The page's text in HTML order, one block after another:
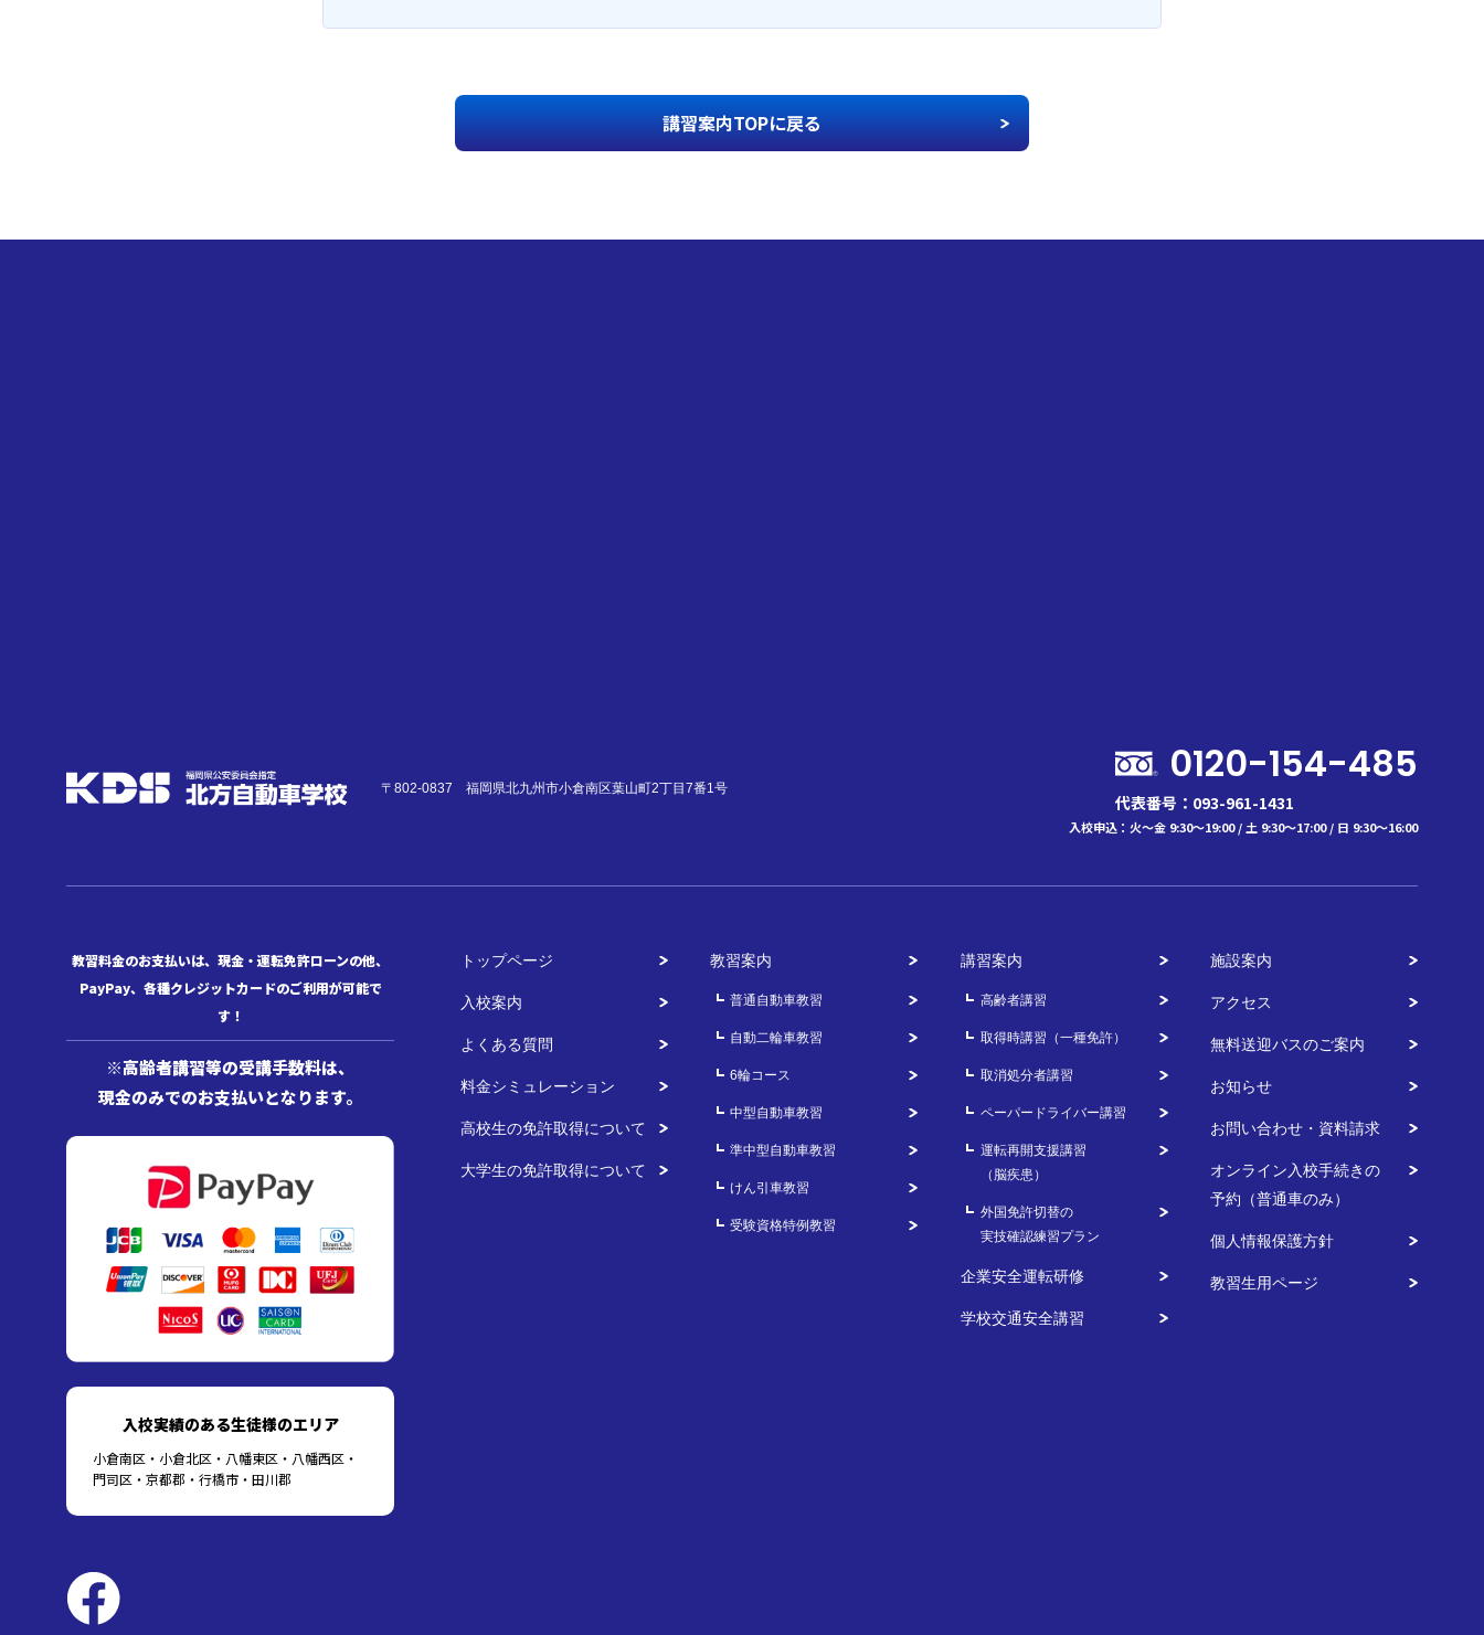
講習案内TOPに戻る
〒802-0837 福岡県北九州市小倉南区葉山町2丁目7番1号 0120-154-485
代表番号：093-961-1431
入校申込：火～金 9:30～19:00 / 土 9:30～17:00 / 日 9:30～16:00
教習料金のお支払いは、現金・運転免許ローンの他、
PayPay、各種クレジットカードのご利用が可能で
す！
※高齢者講習等の受講手数料は、
現金のみでのお支払いとなります。
入校実績のある生徒様のエリア
小倉南区・小倉北区・八幡東区・八幡西区・
門司区・京都郡・行橋市・田川郡
トップページ
入校案内
よくある質問
料金シミュレーション
高校生の免許取得について
大学生の免許取得について
教習案内
普通自動車教習
自動二輪車教習
6輪コース
中型自動車教習
準中型自動車教習
けん引車教習
受験資格特例教習
講習案内
高齢者講習
取得時講習（一種免許）
取消処分者講習
ペーパードライバー講習
運転再開支援講習
（脳疾患）
外国免許切替の
実技確認練習プラン
企業安全運転研修
学校交通安全講習
施設案内
アクセス
無料送迎バスのご案内
お知らせ
お問い合わせ・資料請求
オンライン入校手続きの
予約（普通車のみ）
個人情報保護方針
教習生用ページ